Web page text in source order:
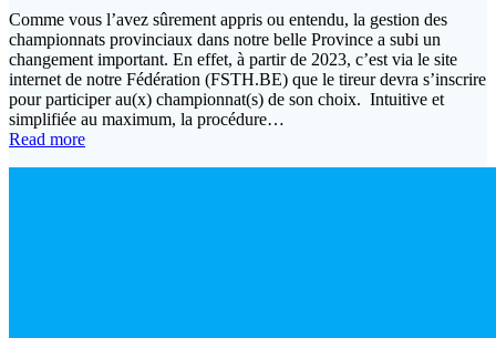
Comme vous l’avez sûrement appris ou entendu, la gestion des
championnats provinciaux dans notre belle Province a subi un
changement important. En effet, à partir de 2023, c’est via le site
internet de notre Fédération (FSTH.BE) que le tireur devra s’inscrire
pour participer au(x) championnat(s) de son choix. Intuitive et
simplifiée au maximum, la procédure…
Read more